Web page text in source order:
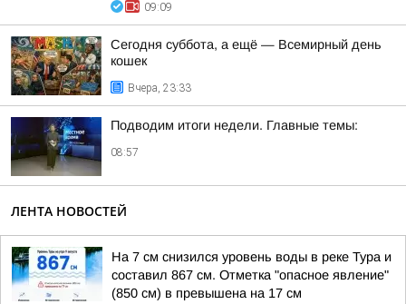
09:09
Сегодня суббота, а ещё — Всемирный день
кошек
Вчера, 23:33
Подводим итоги недели. Главные темы:
08:57
ЛЕНТА НОВОСТЕЙ
На 7 см снизился уровень воды в реке Тура и
составил 867 см. Отметка "опасное явление"
(850 см) в превышена на 17 см